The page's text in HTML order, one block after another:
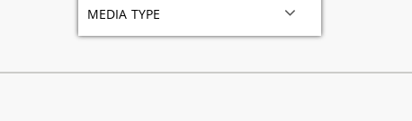
media type